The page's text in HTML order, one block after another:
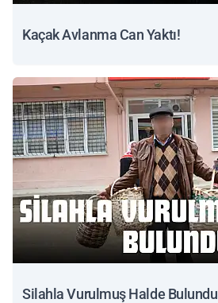
Kaçak Avlanma Can Yaktı!
Silahla Vurulmuş Halde Bulundu